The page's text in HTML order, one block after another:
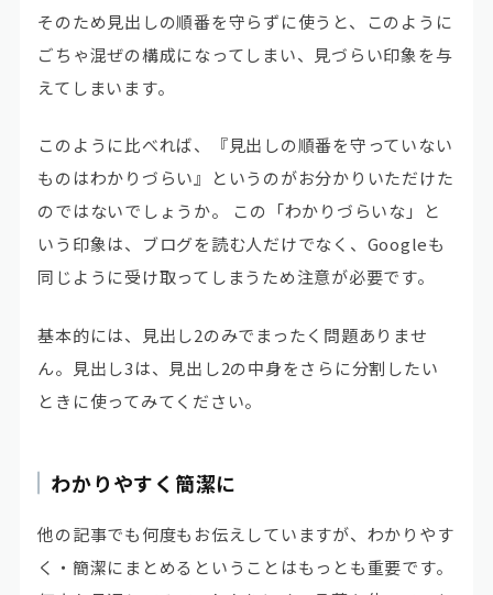
そのため見出しの順番を守らずに使うと、このように
ごちゃ混ぜの構成になってしまい、見づらい印象を与
えてしまいます。
このように比べれば、『見出しの順番を守っていない
ものはわかりづらい』というのがお分かりいただけた
のではないでしょうか。 この「わかりづらいな」と
いう印象は、ブログを読む人だけでなく、Googleも
同じように受け取ってしまうため注意が必要です。
基本的には、見出し2のみでまったく問題ありませ
ん。
見出し3は、見出し2の中身をさらに分割したい
とき に使ってみてください。
わかりやすく簡潔に
他の記事でも何度もお伝えしていますが、わかりやす
く・簡潔にまとめるということはもっとも重要です。